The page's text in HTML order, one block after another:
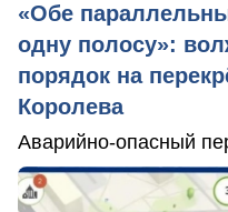
«Обе
одну полосу»:
порядок на
Королева
Аварийно-опасный